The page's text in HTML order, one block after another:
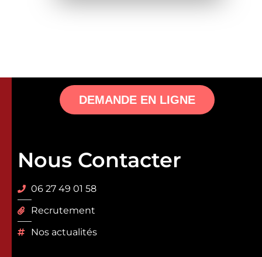
DEMANDE EN LIGNE
Nous Contacter
06 27 49 01 58
Recrutement
Nos actualités